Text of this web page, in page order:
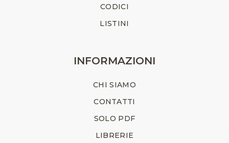
CODICI
LISTINI
INFORMAZIONI
CHI SIAMO
CONTATTI
SOLO PDF
LIBRERIE